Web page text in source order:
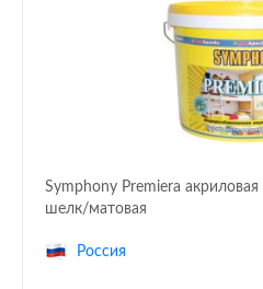
Symphony Premiera
шелк/матовая
Россия